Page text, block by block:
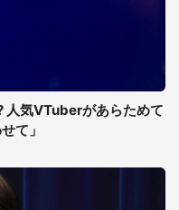
気VTuberがあらためて
て」